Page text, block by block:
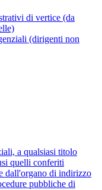
di vertice (da
(dirigenti non
a qualsiasi titolo
quelli conferiti
dall'organo di indirizzo
pubbliche di